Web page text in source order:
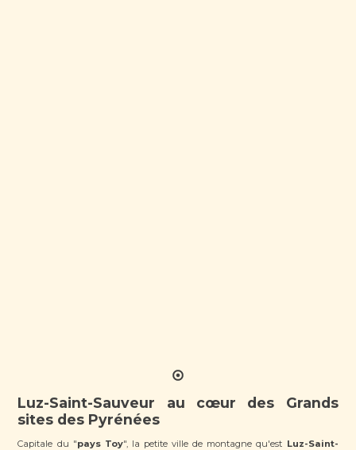
Luz-Saint-Sauveur au cœur des Grands
sites des Pyrénées
Capitale du "pays Toy", la petite ville de montagne qu'est Luz-Saint-